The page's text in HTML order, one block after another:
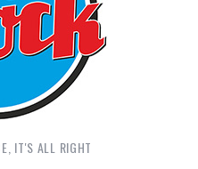
IT'S ALL RIGHT